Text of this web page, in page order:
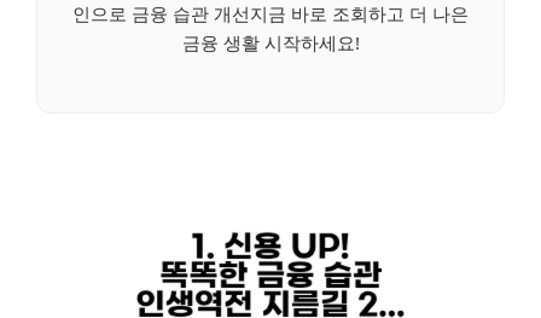
인으로 금융 습관 개선지금 바로 조회하고 더 나은
금융 생활 시작하세요!